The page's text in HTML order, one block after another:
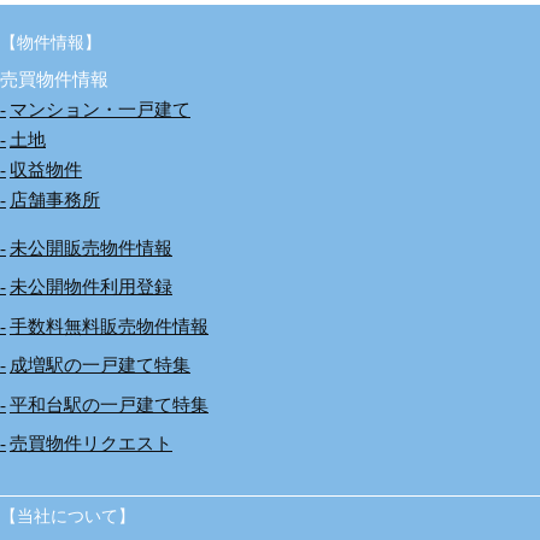
【物件情報】
売買物件情報
マンション・一戸建て
土地
収益物件
店舗事務所
未公開販売物件情報
未公開物件利用登録
手数料無料販売物件情報
成増駅の一戸建て特集
平和台駅の一戸建て特集
売買物件リクエスト
【当社について】